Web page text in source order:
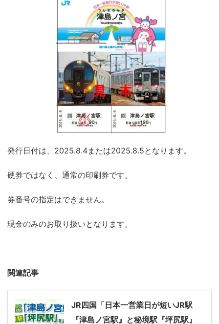
発行日付は、2025.8.4または2025.8.5となります。
硬券ではなく、通常の印刷券です。
券番号の指定はできません。
現金のみのお取り扱いとなります。
関連記事
JR四国「日本一営業日が短いJR駅
『津島ノ宮駅』と秘境駅『坪尻駅』